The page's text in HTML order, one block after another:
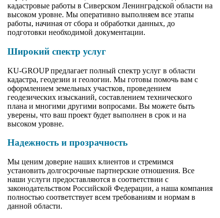
кадастровые работы в Сиверском Ленинградской области на
высоком уровне. Мы оперативно выполняем все этапы
работы, начиная от сбора и обработки данных, до
подготовки необходимой документации.
Широкий спектр услуг
KU-GROUP предлагает полный спектр услуг в области
кадастра, геодезии и геологии. Мы готовы помочь вам с
оформлением земельных участков, проведением
геодезических изысканий, составлением технического
плана и многими другими вопросами. Вы можете быть
уверены, что ваш проект будет выполнен в срок и на
высоком уровне.
Надежность и прозрачность
Мы ценим доверие наших клиентов и стремимся
установить долгосрочные партнерские отношения. Все
наши услуги предоставляются в соответствии с
законодательством Российской Федерации, а наша компания
полностью соответствует всем требованиям и нормам в
данной области.